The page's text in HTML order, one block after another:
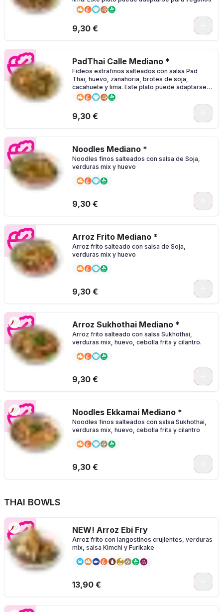
9,30 €
PadThai Calle Mediano *
Fideos extrafinos salteados con salsa Pad
Thai, huevo, zanahoria, brotes de soja,
cacahuete y lima. Este plato puede adaptarse
para veganos
9,30 €
Noodles Mediano *
Noodles finos salteados con salsa de Soja,
verduras mix y huevo
9,30 €
Arroz Frito Mediano *
Arroz frito salteado con salsa de Soja,
verduras mix y huevo
9,30 €
Arroz Sukhothai Mediano *
Arroz frito salteado con salsa Sukhothai,
verduras mix, huevo, cebolla frita y cilantro.
9,30 €
Noodles Ekkamai Mediano *
Noodles finos salteados con salsa Sukhothai,
verduras mix, huevo, cebolla frita y cilantro
9,30 €
THAI BOWLS
NEW! Arroz Ebi Fry
Arroz frito con langostinos crujientes, verduras
mix, salsa Kimchi y Furikake
13,90 €